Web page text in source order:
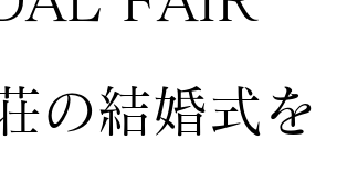
の結婚式を